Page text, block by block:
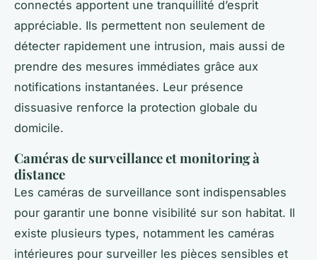
connectés apportent une tranquillité d’esprit
appréciable. Ils permettent non seulement de
détecter rapidement une intrusion, mais aussi de
prendre des mesures immédiates grâce aux
notifications instantanées. Leur présence
dissuasive renforce la protection globale du
domicile.
Caméras de surveillance et monitoring à
distance
Les caméras de surveillance sont indispensables
pour garantir une bonne visibilité sur son habitat. Il
existe plusieurs types, notamment les caméras
intérieures pour surveiller les pièces sensibles et